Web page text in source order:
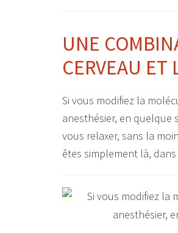
UNE
CERVEAU ET
Si vous modifiez la
anesthésier, en quelque
vous relaxer, sans la
êtes simplement là,